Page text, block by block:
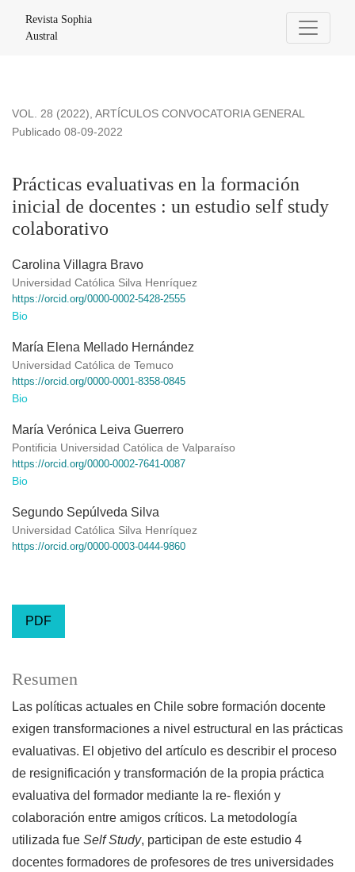
Revista Sophia
Austral
VOL. 28 (2022), ARTÍCULOS CONVOCATORIA GENERAL
Prácticas evaluativas en la formación
inicial de docentes : un estudio self study
colaborativo
Publicado 08-09-2022
Carolina Villagra Bravo
Universidad Católica Silva Henríquez
https://orcid.org/0000-0002-5428-2555
Bio
María Elena Mellado Hernández
Universidad Católica de Temuco
https://orcid.org/0000-0001-8358-0845
Bio
María Verónica Leiva Guerrero
Pontificia Universidad Católica de Valparaíso
https://orcid.org/0000-0002-7641-0087
Bio
Segundo Sepúlveda Silva
Universidad Católica Silva Henríquez
https://orcid.org/0000-0003-0444-9860
PDF
Resumen
Las políticas actuales en Chile sobre formación docente
exigen transformaciones a nivel estructural en las prácticas
evaluativas. El objetivo del artículo es describir el proceso
de resignificación y transformación de la propia práctica
evaluativa del formador mediante la re- flexión y
colaboración entre amigos críticos. La metodología
utilizada fue Self Study, participan de este estudio 4
docentes formadores de profesores de tres universidades